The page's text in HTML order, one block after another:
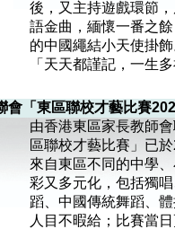
後，又主持遊戲環節
語金曲，緬懷一番之
的中國繩結小天使掛
「天天都謹記，一生
會「東區聯校才藝比賽
由香港東區家長教師
區聯校才藝比賽」已
來自東區不同的中學
彩又多元化，包括獨
蹈、中國傳統舞蹈、
人目不暇給；比賽當